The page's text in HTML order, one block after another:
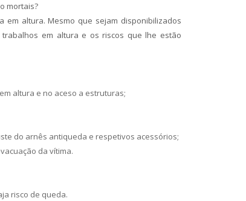
mortais?
altura. Mesmo que sejam disponibilizados
em altura e os riscos que lhe estão
altura e no aceso a estruturas;
do arnês antiqueda e respetivos acessórios;
da vítima.
risco de queda.
ver mais
Higiene das mãos no
No Dia Mundial da Higiene
simples, mas essencial na
prevenção de riscos no local
ver mais